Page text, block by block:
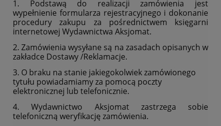
1. Podstawą do realizacji zamówienia jest
wypełnienie formularza rejestracyjnego i dokonanie
procedury zakupu za pośrednictwem księgarni
internetowej Wydawnictwa Aksjomat.
2. Zamówienia wysyłane są na zasadach opisanych w
zakładce Dostawy /Reklamacje.
3. O braku na stanie jakiegokolwiek zamówionego
tytułu powiadamiamy za pomocą poczty
elektronicznej lub telefonicznie.
4. Wydawnictwo Aksjomat zastrzega sobie
telefoniczną weryfikację zamówienia.